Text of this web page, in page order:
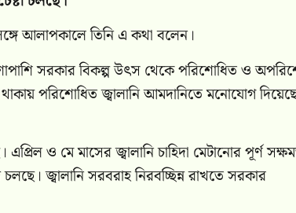
সঙ্গে আলাপকালে তিনি এ কথা বলেন।
সরকার বিকল্প উৎস থেকে পরিশোধিত ও
থাকায় পরিশোধিত জ্বালানি আমদানিতে মনোযোগ
ও মে মাসের জ্বালানি চাহিদা মেটানোর পূর্ণ
জ্বালানি সরবরাহ নিরবচ্ছিন্ন রাখতে সরকার